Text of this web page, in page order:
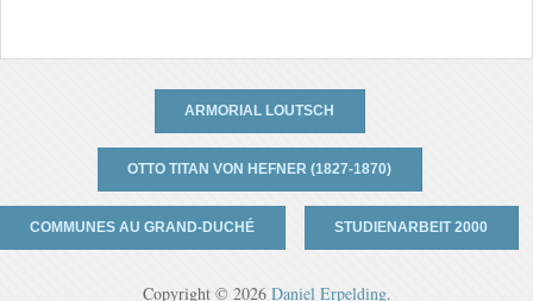
ARMORIAL LOUTSCH
OTTO TITAN VON HEFNER (1827-1870)
COMMUNES AU GRAND-DUCHÉ STUDIENARBEIT 2000
Copyright © 2026 Daniel Erpelding.